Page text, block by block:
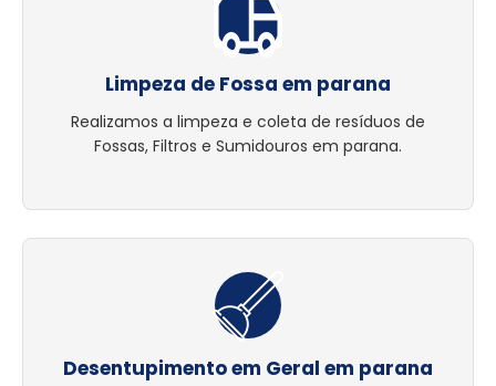
Limpeza de Fossa em parana
Realizamos a limpeza e coleta de resíduos de
Fossas, Filtros e Sumidouros em parana.
Desentupimento em Geral em parana